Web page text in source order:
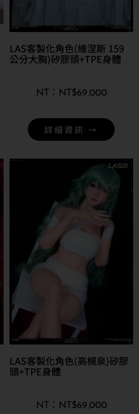
LAS客製化角色(維涅斯 159
公分大胸)矽膠頭+TPE身體
NT$69,000
詳細資訊 →
LAS客製化角色(高槻泉)矽膠
頭+TPE身體
NT$69,000